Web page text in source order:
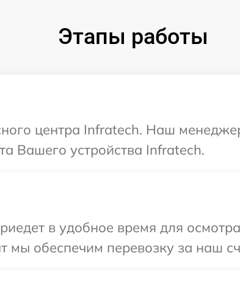
Этапы работы
центра Infratech. Наш
Вашего устройства Infratech.
в удобное время для
мы обеспечим перевозку за наш